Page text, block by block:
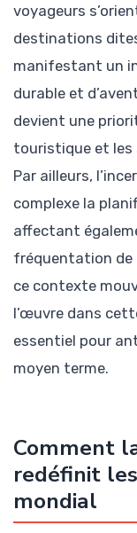
voyageurs
destinations
manifestant un
durable et
devient une
touristique et les
Par ailleurs,
complexe la
affectant
fréquentation de
ce contexte
l’œuvre dans
essentiel pour
moyen terme.
Comment
redéfinit
mondial